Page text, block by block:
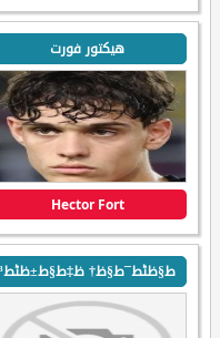
هيكتور فورت
Hector Fort
ط§ظٹط¯ط§ظ† ظ‡ط§ط±ظٹط³